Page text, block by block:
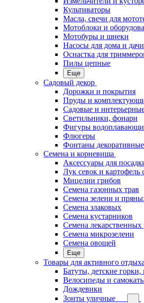
Культиваторы
Масла, свечи для
Мотоблоки и
Мотобуры и шнеки
Насосы для дома и дачи
Оснастка для
Пилы цепные
Еще
Садовый декор
Дорожки и покрытия
Пруды и
Садовые и
Светильники, фонари
Фигуры
Флюгеры
Фонтаны декоративные
Семена и корневища
Аксессуары для
Лук севок и картофель
Мицелии грибов
Семена газонных трав
Семена зелени и
Семена злаковых
Семена кустарников
Семена лекарственных
Семена микрозелени
Семена овощей
Еще
Товары для активного отдыха
Батуты, детские
Велосипеды и
Дождевики
Зонты уличные